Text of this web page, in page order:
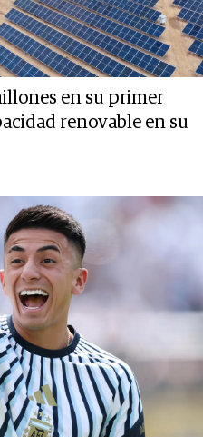
en su primer
renovable en su